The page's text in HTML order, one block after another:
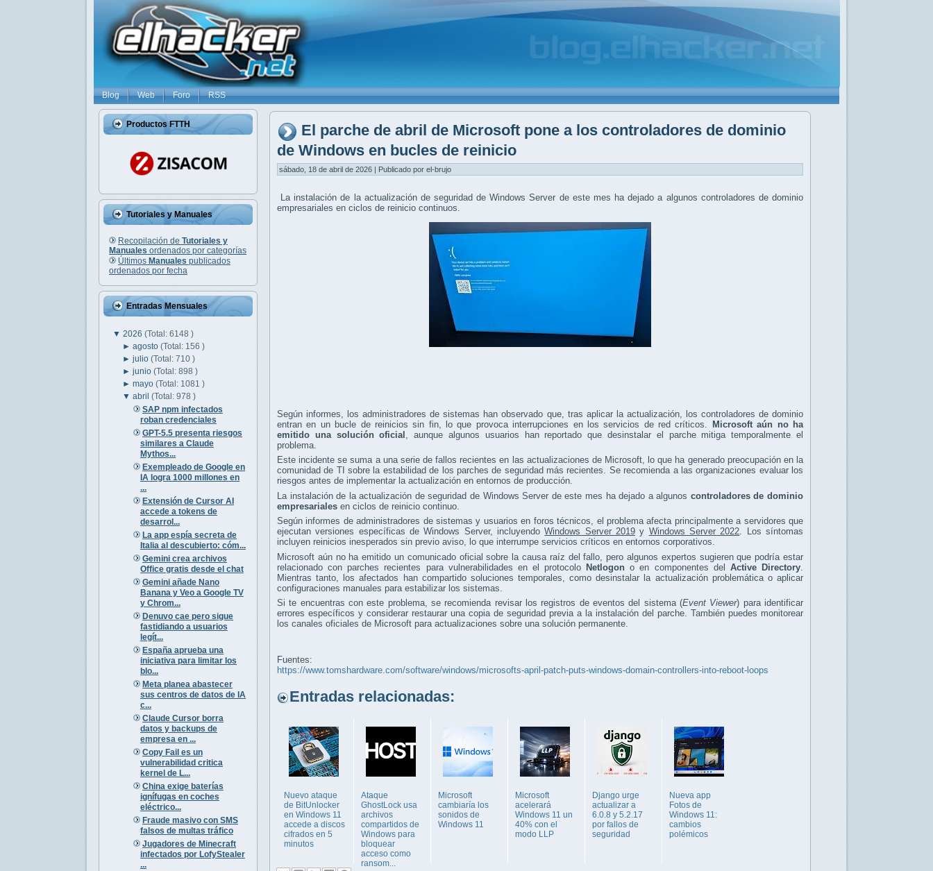
Blog Web Foro RSS
Productos FTTH
Tutoriales y Manuales
Recopilación de Tutoriales y
Manuales ordenados por categorías
Últimos Manuales publicados
ordenados por fecha
Entradas Mensuales
▼ 2026 (Total: 6148 )
►agosto(Total: 156 )
►julio(Total: 710 )
►junio(Total: 898 )
►mayo(Total: 1081 )
▼abril(Total: 978 )
SAP npm infectados
roban credenciales
GPT-5.5 presenta riesgos
similares a Claude
Mythos...
Exempleado de Google en
IA logra 1000 millones en
...
Extensión de Cursor AI
accede a tokens de
desarrol...
La app espía secreta de
Italia al descubierto: cóm...
Gemini crea archivos
Office gratis desde el chat
Gemini añade Nano
Banana y Veo a Google TV
y Chrom...
Denuvo cae pero sigue
fastidiando a usuarios
legít...
España aprueba una
iniciativa para limitar los
blo...
Meta planea abastecer
sus centros de datos de IA
c...
Claude Cursor borra
datos y backups de
empresa en ...
Copy Fail es un
vulnerabilidad critica
kernel de L...
China exige baterías
ignífugas en coches
eléctrico...
Fraude masivo con SMS
falsos de multas tráfico
Jugadores de Minecraft
infectados por LofyStealer
...
El parche de abril de Microsoft pone a los controladores de dominio
de Windows en bucles de reinicio
sábado, 18 de abril de 2026 | Publicado por el-brujo
La instalación de la actualización de seguridad de Windows Server de este mes ha dejado a algunos controladores de dominio
empresariales en ciclos de reinicio continuos.
Según informes, los administradores de sistemas han observado que, tras aplicar la actualización, los controladores de dominio
entran en un bucle de reinicios sin fin, lo que provoca interrupciones en los servicios de red críticos.
Microsoft aún no ha
emitido una solución oficial
, aunque algunos usuarios han reportado que desinstalar el parche mitiga temporalmente el
problema.
Este incidente se suma a una serie de fallos recientes en las actualizaciones de Microsoft, lo que ha generado preocupación en la
comunidad de TI sobre la estabilidad de los parches de seguridad más recientes. Se recomienda a las organizaciones evaluar los
riesgos antes de implementar la actualización en entornos de producción.
La instalación de la actualización de seguridad de Windows Server de este mes ha dejado a algunos controladores de dominio
empresariales en ciclos de reinicio continuo.
Según informes de administradores de sistemas y usuarios en foros técnicos, el problema afecta principalmente a servidores que
ejecutan versiones específicas de Windows Server, incluyendoWindows Server 2019 y Windows Server 2022. Los síntomas
incluyen reinicios inesperados sin previo aviso, lo que interrumpe servicios críticos en entornos corporativos.
Microsoft aún no ha emitido un comunicado oficial sobre la causa raíz del fallo, pero algunos expertos sugieren que podría estar
relacionado con parches recientes para vulnerabilidades en el protocolo Netlogon o en componentes del Active Directory
Mientras tanto, los afectados han compartido soluciones temporales, como desinstalar la actualización problemática o aplicar
configuraciones manuales para estabilizar los sistemas.
Si te encuentras con este problema, se recomienda revisar los registros de eventos del sistema (Event Viewer) para identificar
errores específicos y considerar restaurar una copia de seguridad previa a la instalación del parche. También puedes monitorear
los canales oficiales de Microsoft para actualizaciones sobre una solución permanente.
Fuentes:
https://www.tomshardware.com/software/windows/microsofts-april-patch-puts-windows-domain-controllers-into-reboot-loops
Entradas relacionadas:
Nuevo ataque
de BitUnlocker
en Windows 11
accede a discos
cifrados en 5
minutos
Ataque
GhostLock usa
archivos
compartidos de
Windows para
bloquear
acceso como
ransom...
Microsoft
cambiaría los
sonidos de
Windows 11
Microsoft
acelerará
Windows 11 un
40% con el
modo LLP
Django urge
actualizar a
6.0.8 y 5.2.17
por fallos de
seguridad
Nueva app
Fotos de
Windows 11:
cambios
polémicos